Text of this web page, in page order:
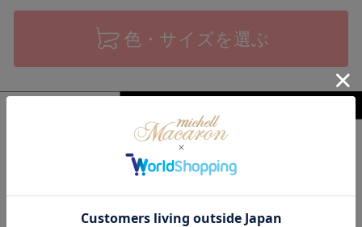
色・サイズを選ぶ